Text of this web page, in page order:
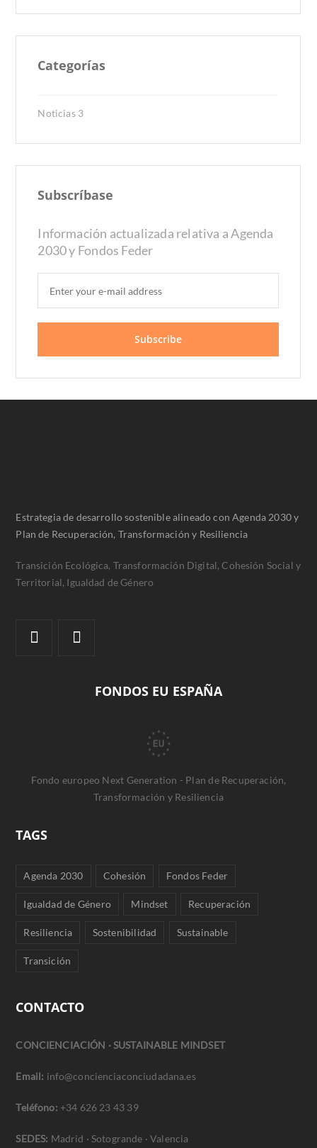
Categorías
Noticias3
Subscríbase
Información actualizada relativa a Agenda
2030 y Fondos Feder
Estrategia de desarrollo sostenible alineado con Agenda 2030 y
Plan de Recuperación, Transformación y Resiliencia
Transición Ecológica, Transformación Digital, Cohesión Social y
Territorial, Igualdad de Género
FONDOS EU ESPAÑA
Fondo europeo Next Generation - Plan de Recuperación,
Transformación y Resiliencia
TAGS
Agenda 2030 Cohesión Fondos Feder
Igualdad de Género Mindset Recuperación
Resiliencia Sostenibilidad Sustainable
Transición
CONTACTO
CONCIENCIACIÓN · SUSTAINABLE MINDSET
Email: info@concienciaconciudadana.es
Teléfono: +34 626 23 43 39
SEDES: Madrid · Sotogrande · Valencia